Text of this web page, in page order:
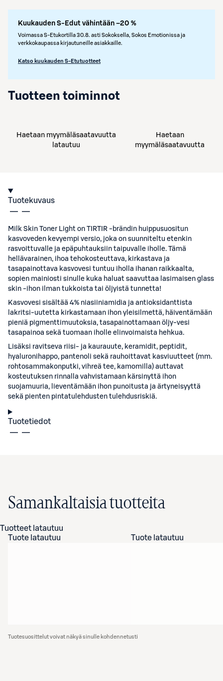
Kuukauden S-Edut vähintään –20 %
Voimassa S-Etukortilla 30.8. asti Sokoksella, Sokos Emotionissa ja
verkkokaupassa kirjautuneille asiakkaille.
Katso kuukauden S-Etutuotteet
Tuotteen toiminnot
Haetaan myymäläsaatavuutta
latautuu
Haetaan
myymäläsaatavuutta
Tuotekuvaus
Milk Skin Toner Light on TIRTIR -brändin huippusuositun
kasvoveden kevyempi versio, joka on suunniteltu etenkin
rasvoittuvalle ja epäpuhtauksiin taipuvalle iholle. Tämä
hellävarainen, ihoa tehokosteuttava, kirkastava ja
tasapainottava kasvovesi tuntuu iholla ihanan raikkaalta,
sopien mainiosti sinulle kuka haluat saavuttaa lasimaisen glass
skin -ihon ilman tukkoista tai öljyistä tunnetta!
Kasvovesi sisältää 4% niasiiniamidia ja antioksidanttista
lakritsi-uutetta kirkastamaan ihon yleisilmettä, häiventämään
pieniä pigmenttimuutoksia, tasapainottamaan öljy-vesi
tasapainoa sekä tuomaan iholle elinvoimaista hehkua.
Lisäksi ravitseva riisi- ja kaurauute, keramidit, peptidit,
hyaluronihappo, pantenoli sekä rauhoittavat kasviuutteet (mm.
rohtosammakonputki, vihreä tee, kamomilla) auttavat
kosteutuksen rinnalla vahvistamaan kärsinyttä ihon
suojamuuria, lieventämään ihon punoitusta ja ärtyneisyyttä
sekä pienten pintatulehdusten tulehdusriskiä.
Tuotetiedot
Samankaltaisia tuotteita
Tuotteet latautuu
Tuote latautuu
Tuote latautuu
Tuotesuosittelut voivat näkyä sinulle kohdennetusti